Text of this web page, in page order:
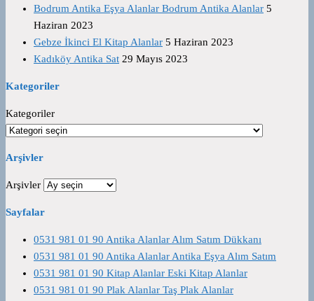
Bodrum Antika Eşya Alanlar Bodrum Antika Alanlar 5
Haziran 2023
Gebze İkinci El Kitap Alanlar 5 Haziran 2023
Kadıköy Antika Sat 29 Mayıs 2023
Kategoriler
Kategoriler
Arşivler
Arşivler
Sayfalar
0531 981 01 90 Antika Alanlar Alım Satım Dükkanı
0531 981 01 90 Antika Alanlar Antika Eşya Alım Satım
0531 981 01 90 Kitap Alanlar Eski Kitap Alanlar
0531 981 01 90 Plak Alanlar Taş Plak Alanlar